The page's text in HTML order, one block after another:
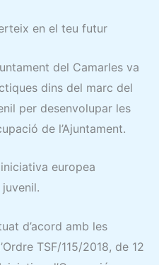
en el teu futur
del Camarles va
dins del marc del
per desenvolupar les
de l’Ajuntament.
europea
juvenil.
d’acord amb les
TSF/115/2018, de 12